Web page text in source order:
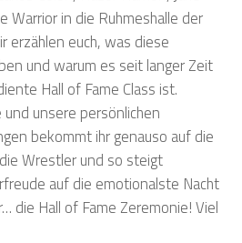
Warrior in die Ruhmeshalle der
erzählen euch, was diese
und warum es seit langer Zeit
Hall of Fame Class ist.
unsere persönlichen
bekommt ihr genauso auf die
Wrestler und so steigt
auf die emotionalste Nacht
die Hall of Fame Zeremonie! Viel